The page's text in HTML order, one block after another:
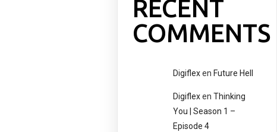
RECENT
COMMENTS
Digiflexen Future Hell
DigiflexenThinking
You | Season 1 –
Episode 4